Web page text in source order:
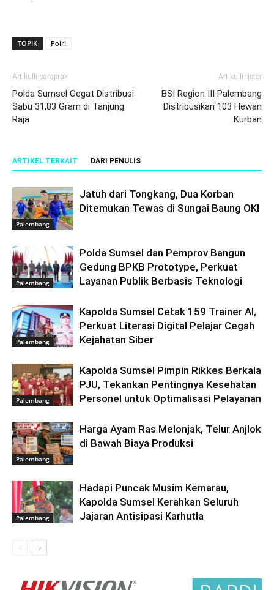
TOPIK Polri
Artikulli paraprak
Polda Sumsel Cegat Distribusi
Sabu 31,83 Gram di Tanjung
Raja
Artikulli tjetër
BSI Region III Palembang
Distribusikan 103 Hewan
Kurban
ARTIKEL TERKAIT DARI PENULIS
Palembang
Jatuh dari Tongkang, Dua Korban
Ditemukan Tewas di Sungai Baung OKI
Palembang
Polda Sumsel dan Pemprov Bangun
Gedung BPKB Prototype, Perkuat
Layanan Publik Berbasis Teknologi
Palembang
Kapolda Sumsel Cetak 159 Trainer AI,
Perkuat Literasi Digital Pelajar Cegah
Kejahatan Siber
Palembang
Kapolda Sumsel Pimpin Rikkes Berkala
PJU, Tekankan Pentingnya Kesehatan
Personel untuk Optimalisasi Pelayanan
Palembang
Harga Ayam Ras Melonjak, Telur Anjlok
di Bawah Biaya Produksi
Palembang
Hadapi Puncak Musim Kemarau,
Kapolda Sumsel Kerahkan Seluruh
Jajaran Antisipasi Karhutla